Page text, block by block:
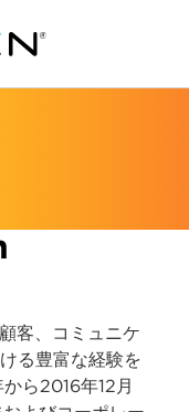
客、コミュニケ
る豊富な経験を
ら2016年12月